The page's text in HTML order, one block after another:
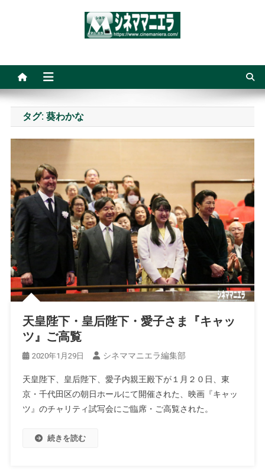
タグ: 葵わかな
天皇陛下・皇后陛下・愛子さま『キャッ
ツ』ご高覧
2020年1月29日 シネママニエラ編集部
天皇陛下、皇后陛下、愛子内親王殿下が１月２０日、東
京・千代田区の朝日ホールにて開催された、映画『キャッ
ツ』のチャリティ試写会にご臨席・ご高覧された。
続きを読む